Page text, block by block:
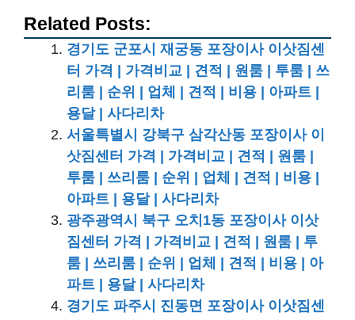
Related Posts:
경기도 군포시 재궁동 포장이사 이삿짐센
터 가격 | 가격비교 | 견적 | 원룸 | 투룸 | 쓰
리룸 | 순위 | 업체 | 견적 | 비용 | 아파트 |
용달 | 사다리차
서울특별시 강북구 삼각산동 포장이사 이
삿짐센터 가격 | 가격비교 | 견적 | 원룸 |
투룸 | 쓰리룸 | 순위 | 업체 | 견적 | 비용 |
아파트 | 용달 | 사다리차
광주광역시 북구 오치1동 포장이사 이삿
짐센터 가격 | 가격비교 | 견적 | 원룸 | 투
룸 | 쓰리룸 | 순위 | 업체 | 견적 | 비용 | 아
파트 | 용달 | 사다리차
경기도 파주시 진동면 포장이사 이삿짐센